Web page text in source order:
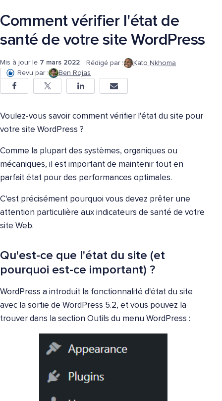
Comment vérifier l'état de
santé de votre site WordPress
Mis à jour le 7 mars 2022 Rédigé par :
Kato Nkhoma
Revu par :
Ben Rojas
Voulez-vous savoir comment vérifier l'état du site pour
votre site WordPress ?
Comme la plupart des systèmes, organiques ou
mécaniques, il est important de maintenir tout en
parfait état pour des performances optimales.
C'est précisément pourquoi vous devez prêter une
attention particulière aux indicateurs de santé de votre
site Web.
Qu'est-ce que l'état du site (et
pourquoi est-ce important) ?
WordPress a introduit la fonctionnalité d'état du site
avec la sortie de WordPress 5.2, et vous pouvez la
trouver dans la section Outils du menu WordPress :